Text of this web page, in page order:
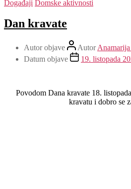
Događaji Domske aktivnosti
Dan kravate
Autor objave Autor
Datum objave
19. listopada
Povodom Dana kravate 18.
kravatu i dobro se